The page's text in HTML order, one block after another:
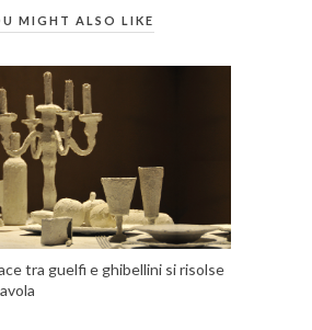
MIGHT ALSO LIKE
tra guelfi e ghibellini si risolse